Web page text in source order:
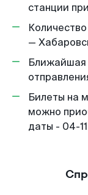
станции
—
Ближайшая
Билеты на
можно
даты - 04-